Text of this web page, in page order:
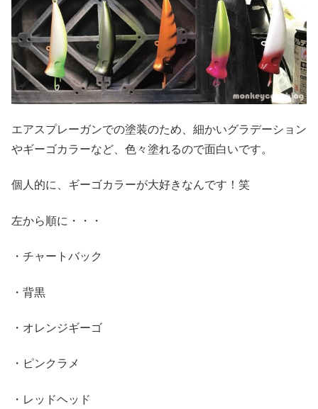
エアスプレーガンでの塗装のため、細かいグラデーション
やギーゴカラーなど、色々塗れるので面白いです。
個人的に、ギーゴカラーが大好きなんです！笑
左から順に・・・
・チャートバック
・背黒
・オレンジギーゴ
・ピンクラメ
・レッドヘッド